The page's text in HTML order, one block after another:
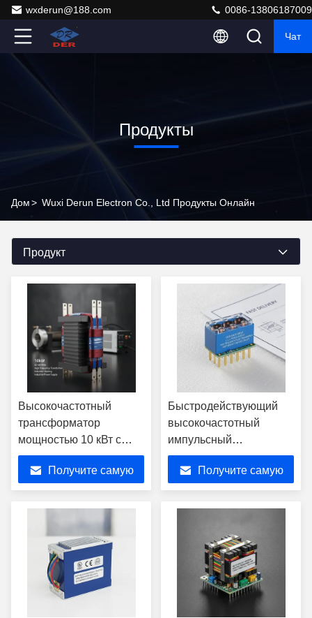
wxderun@188.com 0086-13806187009
Чат
Продукты
Дом> Wuxi Derun Electron Co., Ltd Продукты Онлайн
Продукт
Высокочастотный
трансформатор
мощностью 10 кВт с
обмотками из
литцендратного
провода и сердечником
EE100 для
промышленного
источника питания
Получите самую
Быстродействующий
высокочастотный
импульсный
трансформатор с
приводом затвора,
тройной
изолированностью
емкостью связи
Получите самую